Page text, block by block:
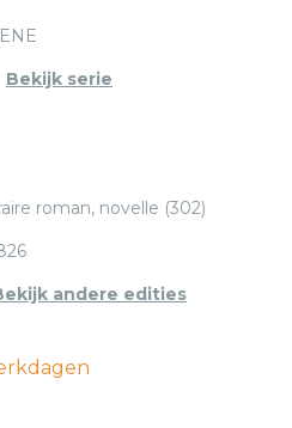
gedacht dat uitgerekend
voor elkaar zouden vallen?
Bekijk serie
roman, novelle (302)
andere edities